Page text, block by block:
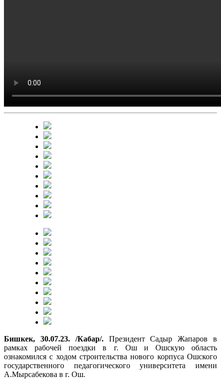
Бишкек, 30.07.23. /Кабар/.Президент Садыр Жапаров в
рамках рабочей поездки в г. Ош и Ошскую область
ознакомился с ходом строительства нового корпуса Ошского
государственного педагогического университета имени
А.Мырсабекова в г. Ош.